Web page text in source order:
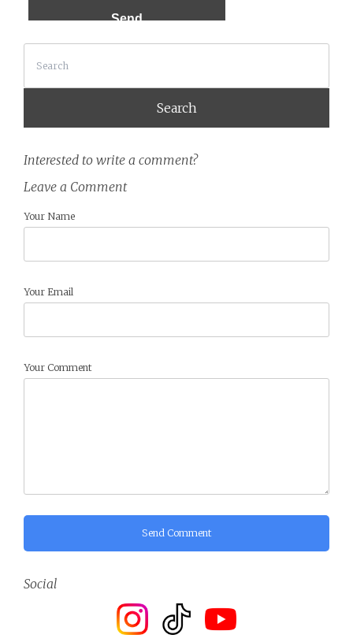
Interested to write a comment?
Leave a Comment
Your Name
Your Email
Your Comment
Send Comment
Social